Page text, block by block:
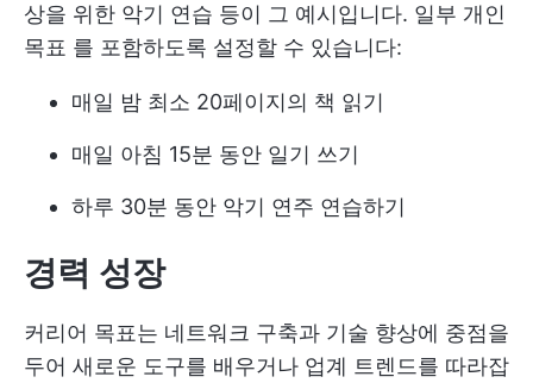
상을 위한 악기 연습 등이 그 예시입니다. 일부 개인
목표 를 포함하도록 설정할 수 있습니다:
매일 밤 최소 20페이지의 책 읽기
매일 아침 15분 동안 일기 쓰기
하루 30분 동안 악기 연주 연습하기
경력 성장
커리어 목표는 네트워크 구축과 기술 향상에 중점을
두어 새로운 도구를 배우거나 업계 트렌드를 따라잡